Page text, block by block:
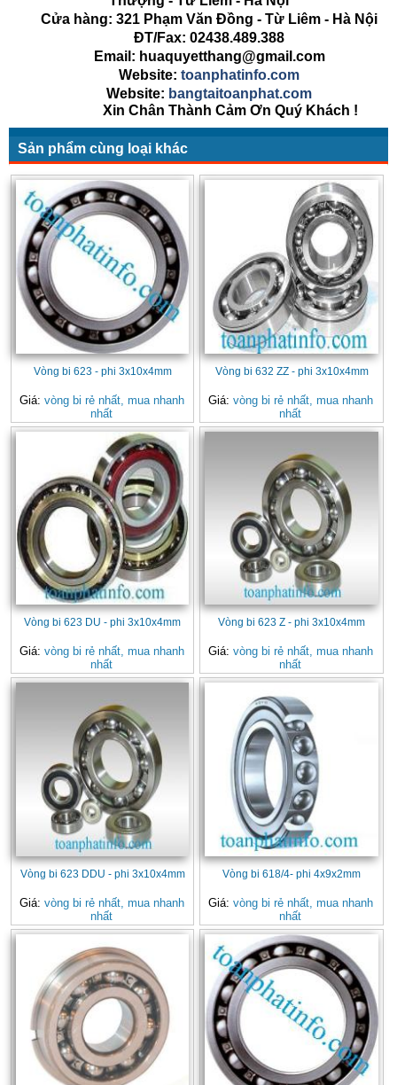
Cửa hàng: 321 Phạm Văn Đồng - Từ Liêm - Hà Nội
ĐT/Fax: 02438.489.388
Email: huaquyetthang@gmail.com
Website: toanphatinfo.com
Website: bangtaitoanphat.com
Xin Chân Thành Cảm Ơn Quý Khách !
Sản phẩm cùng loại khác
Vòng bi 623 - phi 3x10x4mm
Giá: vòng bi rẻ nhất, mua nhanh
nhất
Vòng bi 632 ZZ - phi 3x10x4mm
Giá: vòng bi rẻ nhất, mua nhanh
nhất
Vòng bi 623 DU - phi 3x10x4mm
Giá: vòng bi rẻ nhất, mua nhanh
nhất
Vòng bi 623 Z - phi 3x10x4mm
Giá: vòng bi rẻ nhất, mua nhanh
nhất
Vòng bi 623 DDU - phi 3x10x4mm
Giá: vòng bi rẻ nhất, mua nhanh
nhất
Vòng bi 618/4- phi 4x9x2mm
Giá: vòng bi rẻ nhất, mua nhanh
nhất